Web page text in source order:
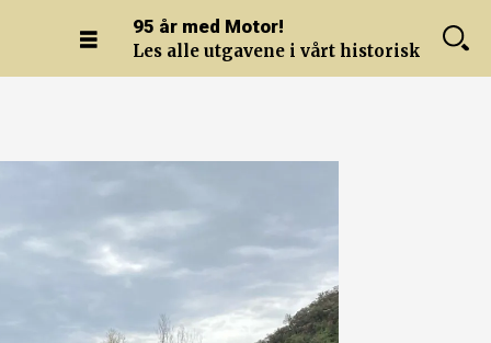
95 år med Motor!
Les alle utgavene i vårt historiske arkiv.